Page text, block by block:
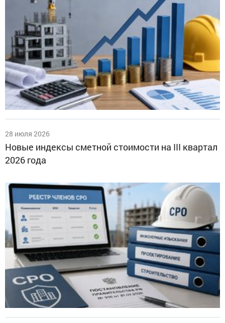
28 июля 2026
Новые индексы сметной стоимости на III квартал
2026 года